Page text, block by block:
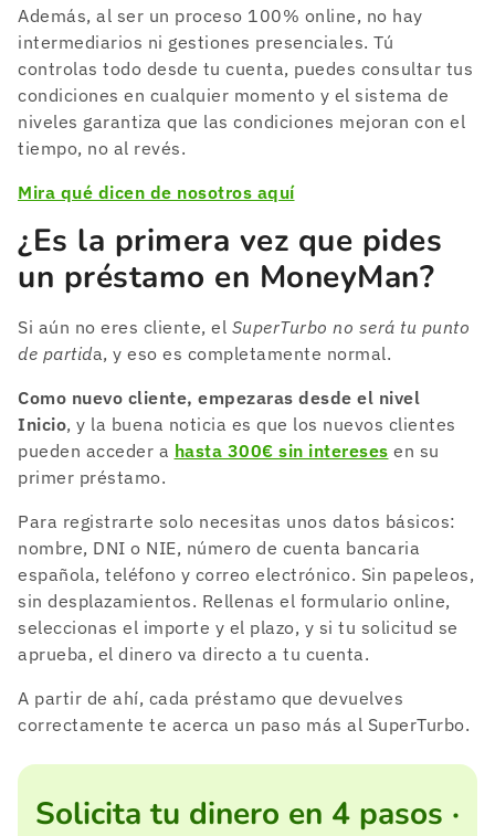
Además, al ser un proceso 100% online, no hay
intermediarios ni gestiones presenciales. Tú
controlas todo desde tu cuenta, puedes consultar tus
condiciones en cualquier momento y el sistema de
niveles garantiza que las condiciones mejoran con el
tiempo, no al revés.
Mira qué dicen de nosotros aquí
¿Es la primera vez que pides
un préstamo en MoneyMan?
Si aún no eres cliente, el SuperTurbo no será tu punto
de partida, y eso es completamente normal.
Como nuevo cliente, empezaras desde el nivel
Inicio, y la buena noticia es que los nuevos clientes
pueden acceder a hasta 300€ sin intereses en su
primer préstamo.
Para registrarte solo necesitas unos datos básicos:
nombre, DNI o NIE, número de cuenta bancaria
española, teléfono y correo electrónico. Sin papeleos,
sin desplazamientos. Rellenas el formulario online,
seleccionas el importe y el plazo, y si tu solicitud se
aprueba, el dinero va directo a tu cuenta.
A partir de ahí, cada préstamo que devuelves
correctamente te acerca un paso más al SuperTurbo.
Solicita tu dinero en 4 pasos ·